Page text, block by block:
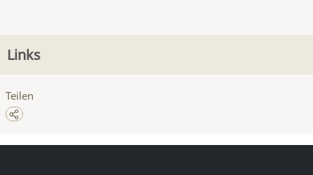
Links
Teilen